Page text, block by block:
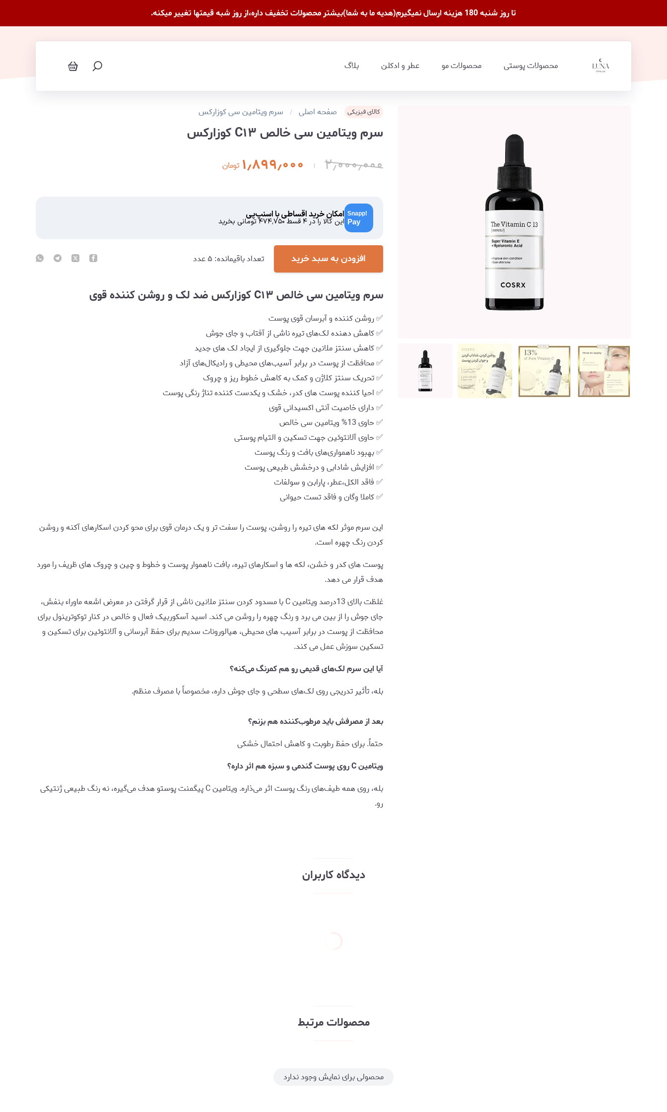
تا روز شنبه 180 هزینه ارسال نمیگیرم(هدیه ما به شما)بیشتر محصولات تخفیف داره،از روز شبه قیمتها تغییر میکنه.
محصولات پوستی محصولات مو عطر و ادکلن بلاگ
کالای فیزیکی صفحه اصلی سرم ویتامین سی کوزارکس
سرم ویتامین سی خالص C۱۳ کوزارکس
۲٫۰۰۰٫۰۰۰ ۱٫۸۹۹٫۰۰۰ تومان
امکان خرید اقساطی با اسنپ‌پی
این کالا را در ۴ قسط ۴۷۴٬۷۵۰تومانی بخرید
افزودن به سبد خرید تعداد باقیمانده: ۵عدد
سرم ویتامین سی خالص C۱۳ کوزارکس ضد لک و روشن کننده قوی
✅ روشن کننده و آبرسان قوی پوست
✅ کاهش دهنده لک‌های تیره ناشی از آفتاب و جای جوش
✅ کاهش سنتز ملانین جهت جلوگیری از ایجاد لک های جدید
✅ محافظت از پوست در برابر آسیب‌های محیطی و رادیکال‌های آزاد
✅ تحریک سنتز کلاژن و کمک به کاهش خطوط ریز و چروک
✅ احیا کننده پوست های کدر، خشک و یکدست کننده تناژ رنگی پوست
✅ دارای خاصیت آنتی اکسیدانی قوی
✅ حاوی 13% ویتامین سی خالص
✅ حاوی آلانتوئین جهت تسکین و التیام پوستی
✅ بهبود ناهمواری‌های بافت و رنگ پوست
✅ افزایش شادابی و درخشش طبیعی پوست
✅ فاقد الکل،عطر، پارابن و سولفات
✅ کاملا وگان و فاقد تست حیوانی
اين سرم موثر لکه های تیره را روشن، پوست را سفت تر و یک درمان قوی برای محو كردن اسکارهای آکنه و روشن
كردن رنگ چهره است.
پوست های کدر و خشن، لکه ها و اسکارهای تیره، بافت ناهموار پوست و خطوط و چین و چروک های ظریف را مورد
هدف قرار می دهد.
غلظت بالای 13درصد ویتامین C با مسدود کردن سنتز ملانین ناشی از قرار گرفتن در معرض اشعه ماوراء بنفش،
جای جوش را از بین می برد و رنگ چهره را روشن می کند. اسید آسکوربیک فعال و خالص در کنار توکوترینول برای
محافظت از پوست در برابر آسیب های محیطی، هیالورونات سدیم برای حفظ آبرسانی و آلانتوئین برای تسکین و
تسکین سوزش عمل می کند.
آیا این سرم لک‌های قدیمی رو هم کمرنگ می‌کنه؟
بله، تأثیر تدریجی روی لک‌های سطحی و جای جوش داره، مخصوصاً با مصرف منظم.
بعد از مصرفش باید مرطوب‌کننده هم بزنم؟
حتماً. برای حفظ رطوبت و کاهش احتمال خشکی
ویتامین C روی پوست گندمی و سبزه هم اثر داره؟
بله، روی همه طیف‌های رنگ پوست اثر می‌ذاره. ویتامین C پیگمنت پوستو هدف می‌گیره، نه رنگ طبیعی ژنتیکی
رو.
دیدگاه کاربران
محصولات مرتبط
محصولی برای نمایش وجود ندارد